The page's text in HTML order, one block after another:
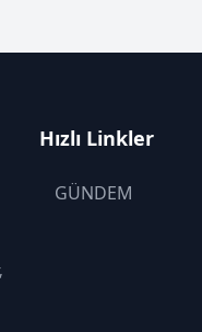
Hızlı Linkler
GÜNDEM